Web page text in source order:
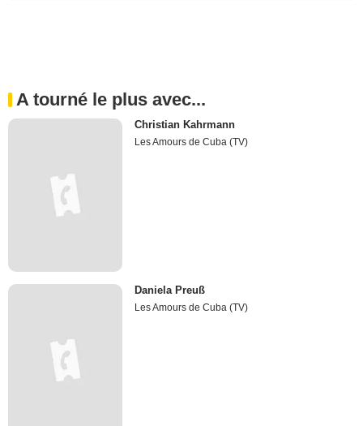
A tourné le plus avec...
Christian Kahrmann
Les Amours de Cuba (TV)
Daniela Preuß
Les Amours de Cuba (TV)